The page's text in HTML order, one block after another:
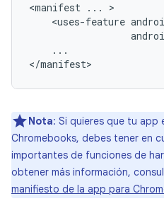
<manifest ...
<uses-feature
...
</manifest>
Nota: Si quieres que tu app
Chromebooks, debes tener en
importantes de funciones de
obtener más información,
manifiesto de la app para